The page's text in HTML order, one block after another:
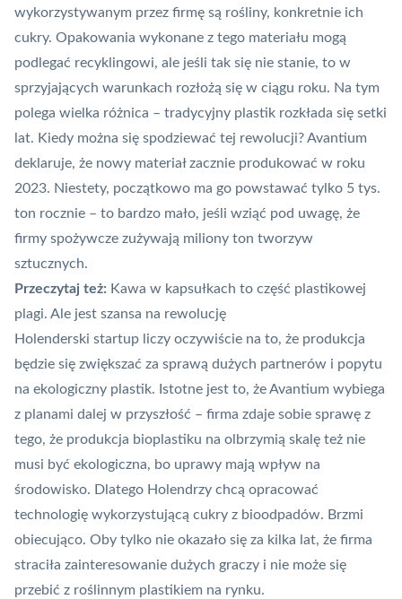
wykorzystywanym przez firmę są rośliny, konkretnie ich
cukry. Opakowania wykonane z tego materiału mogą
podlegać recyklingowi, ale jeśli tak się nie stanie, to w
sprzyjających warunkach rozłożą się w ciągu roku. Na tym
polega wielka różnica – tradycyjny plastik rozkłada się setki
lat. Kiedy można się spodziewać tej rewolucji? Avantium
deklaruje, że nowy materiał zacznie produkować w roku
2023. Niestety, początkowo ma go powstawać tylko 5 tys.
ton rocznie – to bardzo mało, jeśli wziąć pod uwagę, że
firmy spożywcze zużywają miliony ton tworzyw
sztucznych.
Przeczytaj też: Kawa w kapsułkach to część plastikowej
plagi. Ale jest szansa na rewolucję
Holenderski startup liczy oczywiście na to, że produkcja
będzie się zwiększać za sprawą dużych partnerów i popytu
na ekologiczny plastik. Istotne jest to, że Avantium wybiega
z planami dalej w przyszłość – firma zdaje sobie sprawę z
tego, że produkcja bioplastiku na olbrzymią skalę też nie
musi być ekologiczna, bo uprawy mają wpływ na
środowisko. Dlatego Holendrzy chcą opracować
technologię wykorzystującą cukry z bioodpadów. Brzmi
obiecująco. Oby tylko nie okazało się za kilka lat, że firma
straciła zainteresowanie dużych graczy i nie może się
przebić z roślinnym plastikiem na rynku.